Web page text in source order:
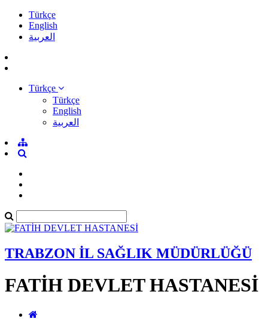
Türkçe
English
العربية
Türkçe
Türkçe
English
العربية
TRABZON İL SAĞLIK MÜDÜRLÜĞÜ
FATİH DEVLET HASTANESİ